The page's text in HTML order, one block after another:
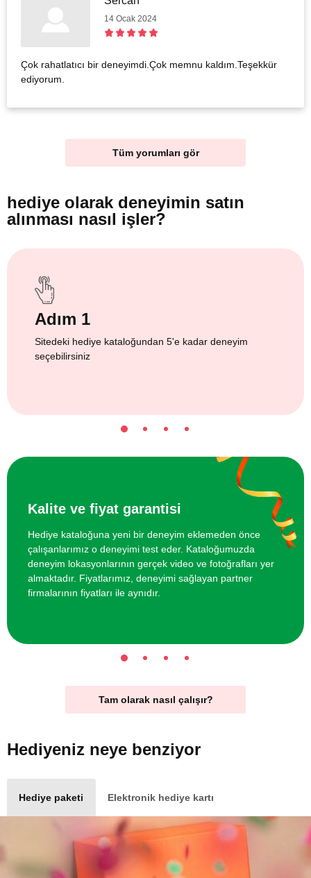
14 Ocak 2024
Çok rahatlatıcı bir deneyimdi.Çok memnu kaldım.Teşekkür
ediyorum.
Tüm yorumları gör
hediye olarak deneyimin satın
alınması nasıl işler?
Adım 1
Sitedeki hediye kataloğundan 5'e kadar deneyim
seçebilirsiniz
Kalite ve fiyat garantisi
Hediye kataloğuna yeni bir deneyim eklemeden önce
çalışanlarımız o deneyimi test eder. Kataloğumuzda
deneyim lokasyonlarının gerçek video ve fotoğrafları yer
almaktadır. Fiyatlarımız, deneyimi sağlayan partner
firmalarının fiyatları ile aynıdır.
Tam olarak nasıl çalışır?
Hediyeniz neye benziyor
Hediye paketi Elektronik hediye kartı